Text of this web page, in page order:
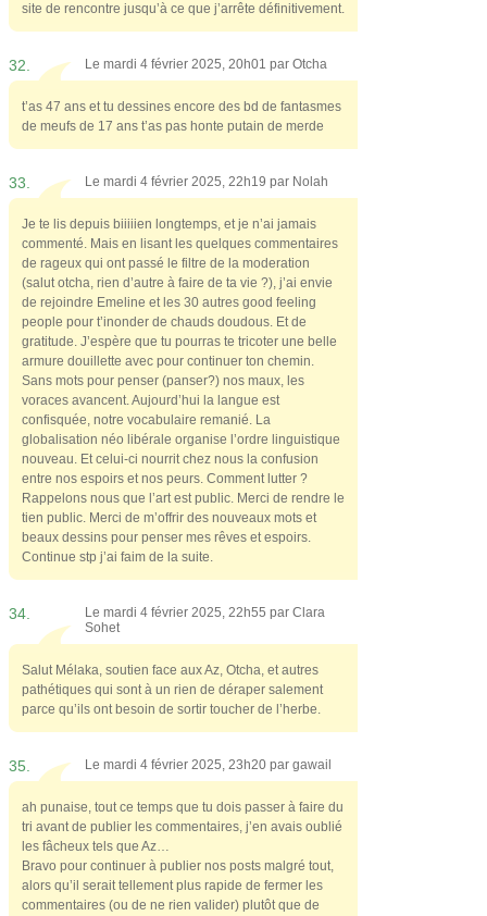
site de rencontre jusqu’à ce que j’arrête définitivement.
32. Le mardi 4 février 2025, 20h01 par Otcha
t’as 47 ans et tu dessines encore des bd de fantasmes
de meufs de 17 ans t’as pas honte putain de merde
33. Le mardi 4 février 2025, 22h19 par Nolah
Je te lis depuis biiiiien longtemps, et je n’ai jamais
commenté. Mais en lisant les quelques commentaires
de rageux qui ont passé le filtre de la moderation
(salut otcha, rien d’autre à faire de ta vie ?), j’ai envie
de rejoindre Emeline et les 30 autres good feeling
people pour t’inonder de chauds doudous. Et de
gratitude. J’espère que tu pourras te tricoter une belle
armure douillette avec pour continuer ton chemin.
Sans mots pour penser (panser?) nos maux, les
voraces avancent. Aujourd’hui la langue est
confisquée, notre vocabulaire remanié. La
globalisation néo libérale organise l’ordre linguistique
nouveau. Et celui-ci nourrit chez nous la confusion
entre nos espoirs et nos peurs. Comment lutter ?
Rappelons nous que l’art est public. Merci de rendre le
tien public. Merci de m’offrir des nouveaux mots et
beaux dessins pour penser mes rêves et espoirs.
Continue stp j’ai faim de la suite.
34. Le mardi 4 février 2025, 22h55 par Clara
Sohet
Salut Mélaka, soutien face aux Az, Otcha, et autres
pathétiques qui sont à un rien de déraper salement
parce qu’ils ont besoin de sortir toucher de l’herbe.
35. Le mardi 4 février 2025, 23h20 par gawail
ah punaise, tout ce temps que tu dois passer à faire du
tri avant de publier les commentaires, j’en avais oublié
les fâcheux tels que Az…
Bravo pour continuer à publier nos posts malgré tout,
alors qu’il serait tellement plus rapide de fermer les
commentaires (ou de ne rien valider) plutôt que de